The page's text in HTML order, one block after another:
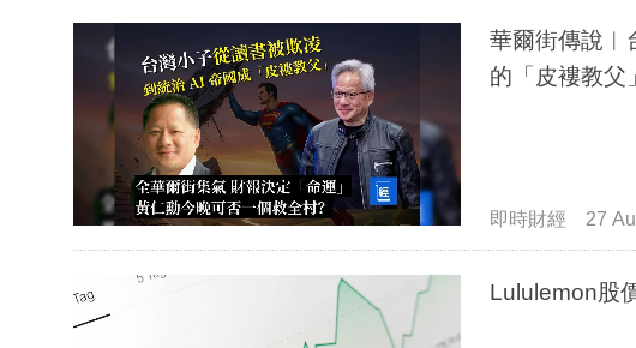
華爾街傳說︳
的「皮褸教父」
即時財經 27
Lululemon股